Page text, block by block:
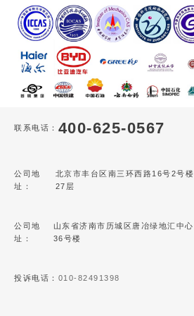
联系电话： 400-625-0567
公司地
址：
北京市丰台区南三环西路16号2号楼
27层
公司地
址：
山东省济南市历城区唐冶绿地汇中心
36号楼
投诉电话： 010-82491398